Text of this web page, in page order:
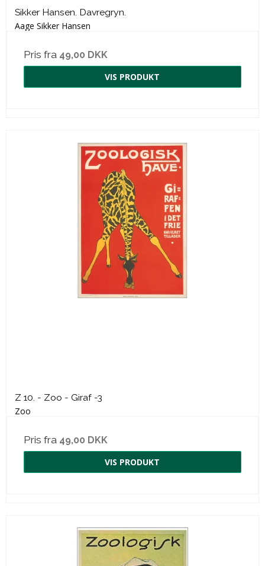
Sikker Hansen. Davregryn.
Aage Sikker Hansen
Pris fra 49,00 DKK
VIS PRODUKT
Z 10. - Zoo - Giraf -3
Zoo
Pris fra 49,00 DKK
VIS PRODUKT